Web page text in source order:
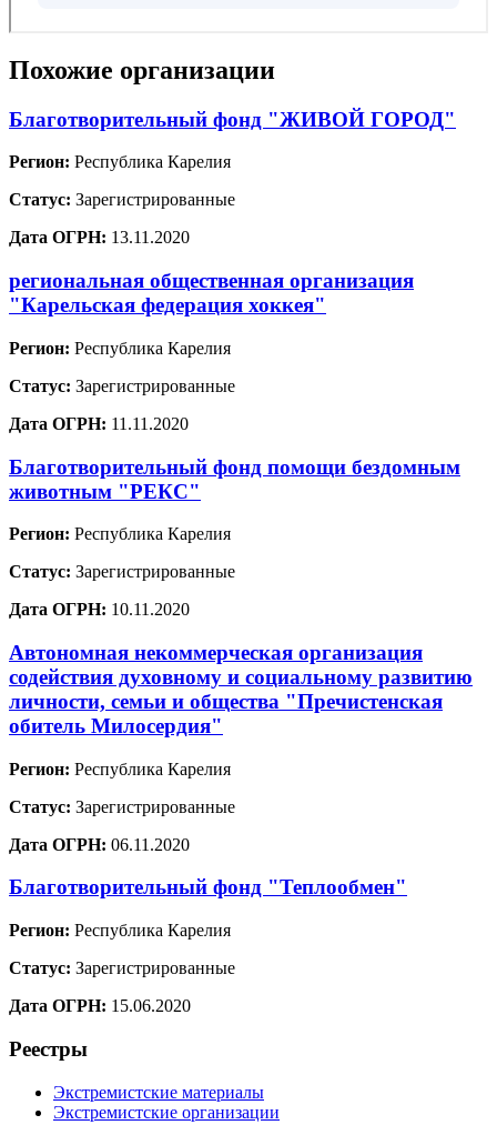
Похожие организации
Благотворительный фонд "ЖИВОЙ ГОРОД"
Регион: Республика Карелия
Статус: Зарегистрированные
Дата ОГРН: 13.11.2020
региональная общественная организация
"Карельская федерация хоккея"
Регион: Республика Карелия
Статус: Зарегистрированные
Дата ОГРН: 11.11.2020
Благотворительный фонд помощи бездомным
животным "РЕКС"
Регион: Республика Карелия
Статус: Зарегистрированные
Дата ОГРН: 10.11.2020
Автономная некоммерческая организация
содействия духовному и социальному развитию
личности, семьи и общества "Пречистенская
обитель Милосердия"
Регион: Республика Карелия
Статус: Зарегистрированные
Дата ОГРН: 06.11.2020
Благотворительный фонд "Теплообмен"
Регион: Республика Карелия
Статус: Зарегистрированные
Дата ОГРН: 15.06.2020
Реестры
Экстремистские материалы
Экстремистские организации